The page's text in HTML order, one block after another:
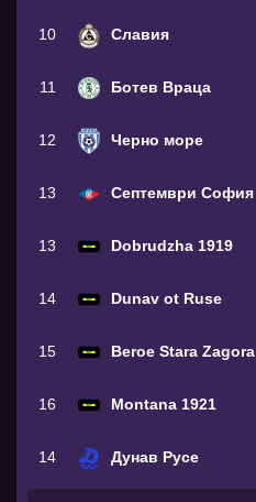
10 Славия
11 Ботев Враца
12 Черно море
13 Септември София
13 Dobrudzha 1919
14 Dunav ot Ruse
15 Beroe Stara Zagora
16 Montana 1921
14 Дунав Русе